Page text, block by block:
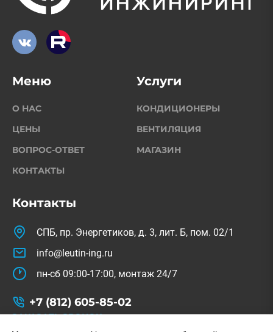
Контакты
СПБ, пр. Энергетиков, д. 3, лит. Б, пом. 02/1
info@leutin-ing.ru
пн-сб 09:00-17:00, монтаж 24/7
+7 (812) 605-85-02
ЗАКАЗАТЬ ЗВОНОК
Меню
О НАС
ЦЕНЫ
ВОПРОС-ОТВЕТ
КОНТАКТЫ
Услуги
КОНДИЦИОНЕРЫ
ВЕНТИЛЯЦИЯ
МАГАЗИН